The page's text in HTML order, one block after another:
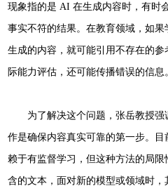
现象指的是 AI 在生成内容时，有时
事实不符的结果。在教育领域，如
生成的内容，就可能引用不存在的
际能力评估，还可能传播错误的信息
为了解决这个问题，张岳教授强
作是确保内容真实可靠的第一步。
赖于有监督学习，但这种方法的局
含的文本，面对新的模型或领域时